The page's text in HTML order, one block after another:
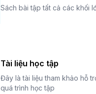
Sách bài tập tất cả các khối
Tài liệu học tập
Đây là tài liệu tham khảo hỗ
quá trình học tập